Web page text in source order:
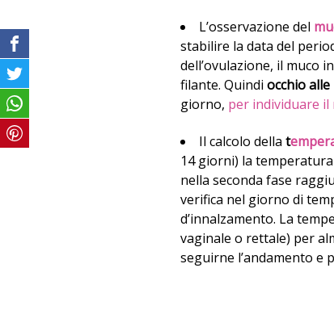
L’osservazione del
stabilire la data del
dell’ovulazione, il muco
filante. Quindiocchio
giorno, per individuare
Il calcolo dellat
14 giorni) la
nella seconda fase
verifica nel giorno di
d’innalzamento. La
vaginale o rettale) per
seguirne l’andamento